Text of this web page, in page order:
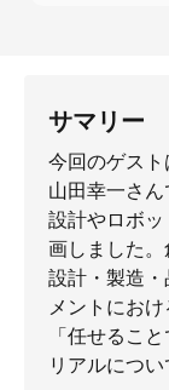
サマリー
今回のゲス
山田幸一さ
設計やロボ
画しました。
設計・製造
メントにおけ
「任せるこ
リアルについ